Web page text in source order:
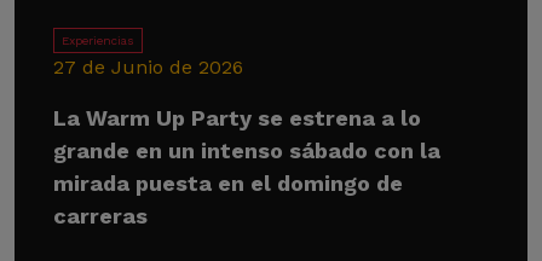
Experiencias
27 de Junio de 2026
La Warm Up Party se estrena a lo
grande en un intenso sábado con la
mirada puesta en el domingo de
carreras